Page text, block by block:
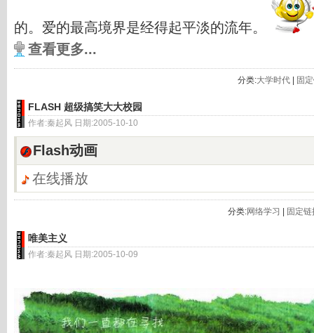
的。爱的最高境界是经得起平淡的流年。
查看更多...
分类:大学时代 固
FLASH 超级搞笑大大校园
作者:秦起风 日期:2005-10-10
Flash动画
在线播放
分类:网络学习 固定链
唯美主义
作者:秦起风 日期:2005-10-09